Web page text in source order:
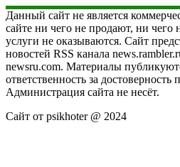
Данный сайт не является
сайте ни чего не продают, ни чего
услуги не оказываются. Сайт
новостей RSS канала
newsru.com. Материалы
ответственность за
Администрация сайта не несёт.
Сайт от psikhoter @ 2024